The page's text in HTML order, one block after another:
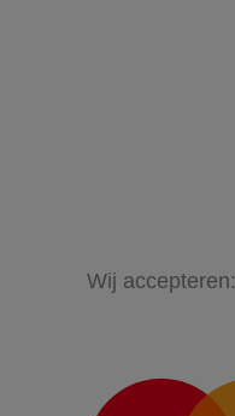
Wij accepteren: